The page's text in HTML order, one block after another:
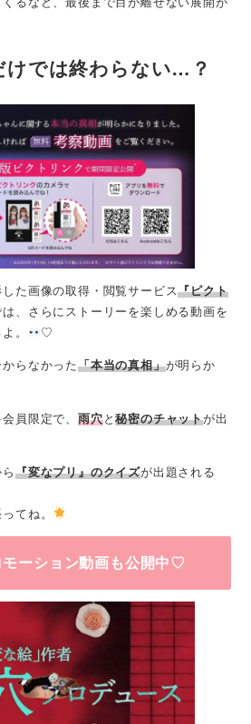
では終わらない…？
た画像の取得・閲覧サービス『ピクト
は、さらにストーリーを楽しめる動画を
。
♡
らなかった「本当の真相」が明らか
員限定で、 雨穴と秘密のチャットが出
ら『変なプリ』のクイズが出題される
てね。
モーション動画も公開中♡